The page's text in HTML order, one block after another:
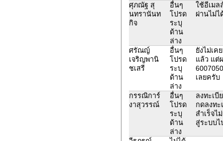
ศุภณัฐ สุ
นทรานันท
กิจ
อื่นๆ
โปรด
ระบุ
ด้าน
ล่าง
ใช้อีเมล
ผ่านไม่ไ
ศรัณญ์
เจริญพานิ
ชเสรี
อื่นๆ
โปรด
ระบุ
ด้าน
ล่าง
ยังไม่เค
แล้ว แต่
เลยครับ
กรรณิการ์
งาสุวรรณ์
อื่นๆ
โปรด
ระบุ
ด้าน
ล่าง
ลงทะเ
กดลงทะ
สำเร็จไ
สู่ระบบไ